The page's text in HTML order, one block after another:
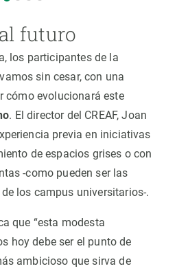
futuro
los participantes de la
sin cesar, con una
cómo evolucionará este
. El director del CREAF, Joan
previa en iniciativas
de espacios grises o con
-como pueden ser las
los campus universitarios-.
que “esta modesta
hoy debe ser el punto de
ambicioso que sirva de